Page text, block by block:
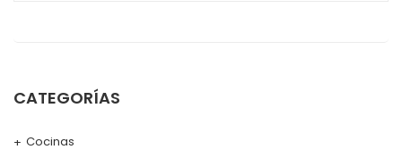
CATEGORÍAS
Cocinas